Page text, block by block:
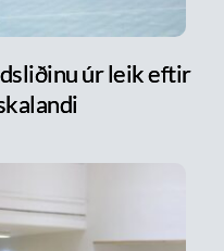
úr leik eftir